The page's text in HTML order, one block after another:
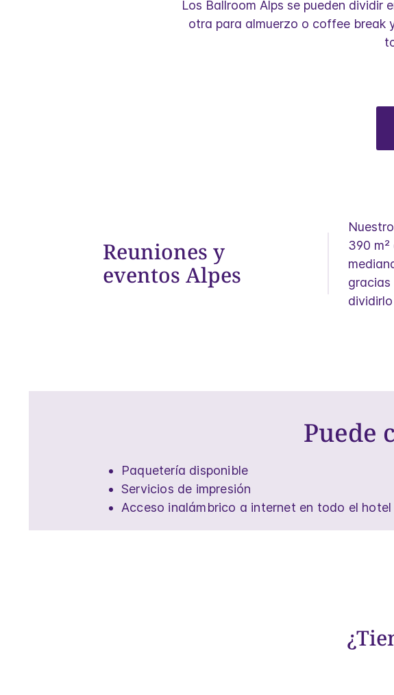
Los Ballroom Alps se pueden dividir
otra para almuerzo o coffee break
Reuniones y
eventos Alpes
390
gracias
Puede
Paquetería disponible
Servicios de impresión
Acceso inalámbrico a internet en todo el hotel